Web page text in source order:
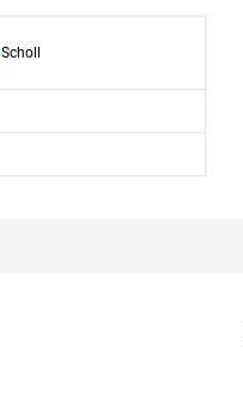
Scholl